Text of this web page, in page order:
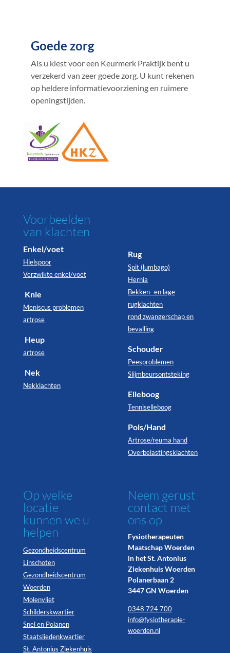
Goede zorg
Als u kiest voor een Keurmerk Praktijk bent u
verzekerd van zeer goede zorg. U kunt rekenen
op heldere informatievoorziening en ruimere
openingstijden.
Voorbeelden
van klachten
Enkel/voet
Hielspoor
Verzwikte enkel/voet
Knie
Meniscus problemen
artrose
Heup
artrose
Nek
Nekklachten
Rug
Spit (lumbago)
Hernia
Bekken- en lage
rugklachten
rond zwangerschap en
bevalling
Schouder
Peesproblemen
Slijmbeursontsteking
Elleboog
Tenniselleboog
Pols/Hand
Artrose/reuma hand
Overbelastingsklachten
Op welke
locatie
kunnen we u
helpen
Gezondheidscentrum
Linschoten
Gezondheidscentrum
Woerden
Molenvliet
Schilderskwartier
Snel en Polanen
Staatsliedenkwartier
St. Antonius Ziekenhuis
Neem gerust
contact met
ons op
Fysiotherapeuten
Maatschap Woerden
in het St. Antonius
Ziekenhuis Woerden
Polanerbaan 2
3447 GN Woerden
0348 724 700
info@fysiotherapie-
woerden.nl